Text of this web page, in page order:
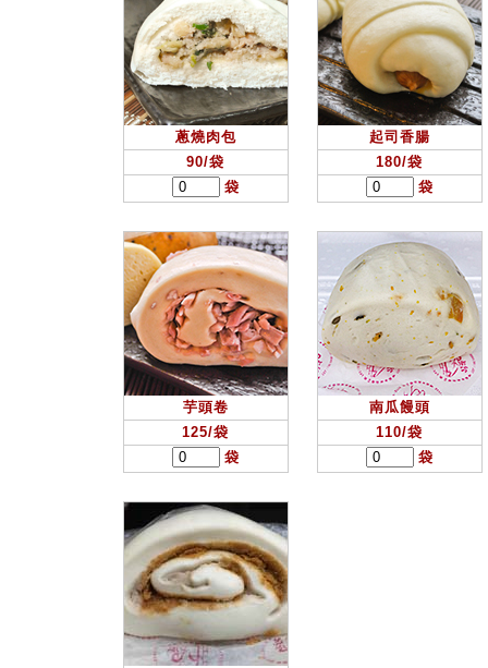
蔥燒肉包
90/袋
袋
起司香腸
180/袋
袋
芋頭卷
125/袋
袋
南瓜饅頭
110/袋
袋